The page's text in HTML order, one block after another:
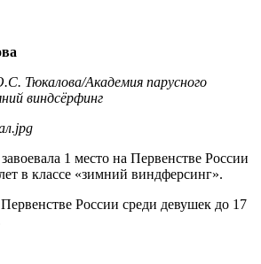
Академия парусного
виндсёрфинг
1 место на Первенстве России
в классе «зимний виндферсинг».
России среди девушек до 17